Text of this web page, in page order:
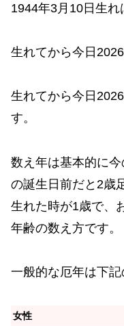
1944年3月10日生れ
生れてから今日
生れてから今日
す。
数え年は基本的に
の誕生日前だと2歳
生れた時が1歳で、
年齢の数え方です。
一般的な厄年は下記
女性